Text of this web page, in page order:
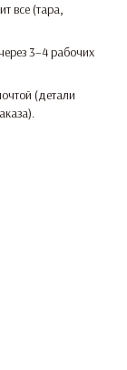
все (тара,
3–4 рабочих
(детали